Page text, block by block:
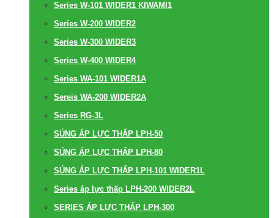
Series W-101 WIDER1 KIWAMI1
Series W-200 WIDER2
Series W-300 WIDER3
Series W-400 WIDER4
Series WA-101 WIDER1A
Sereis WA-200 WIDER2A
Series RG-3L
SÚNG ÁP LỰC THẤP LPH-50
SÚNG ÁP LỰC THẤP LPH-80
SÚNG ÁP LỰC THẤP LPH-101 WIDER1L
Series áp lực thấp LPH-200 WIDER2L
SERIES ÁP LỰC THẤP LPH-300